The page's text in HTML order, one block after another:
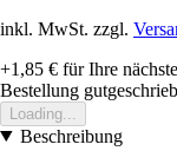
inkl. MwSt. zzgl.
+1,85 € für Ihre
Bestellung
Loading...
Beschreibung